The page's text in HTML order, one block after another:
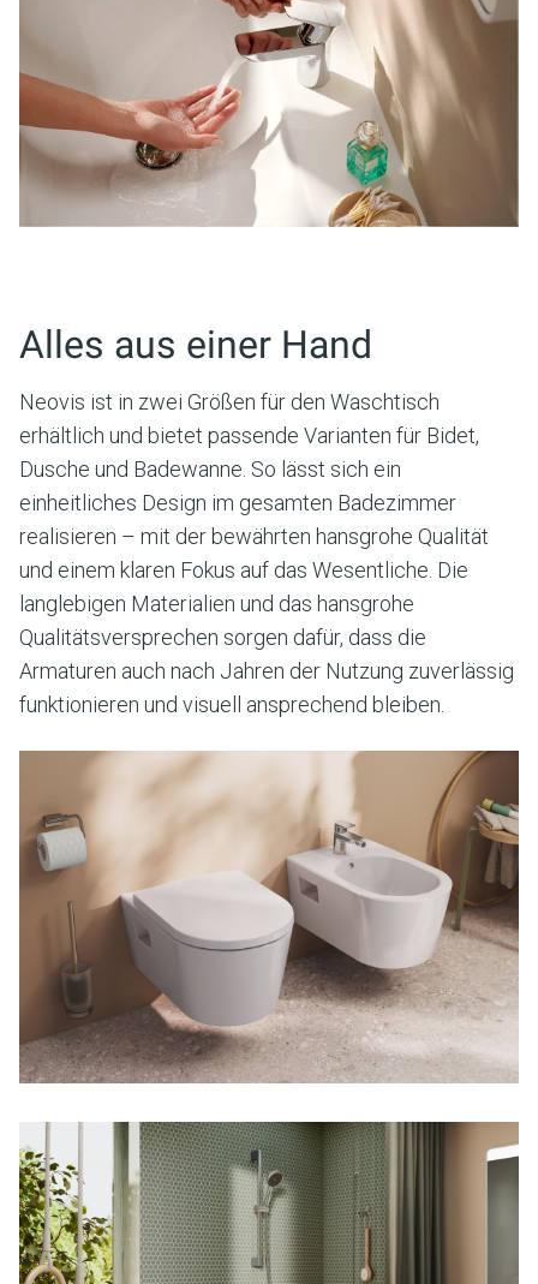
Alles aus einer Hand
Neovis ist in zwei Größen für den Waschtisch
erhältlich und bietet passende Varianten für Bidet,
Dusche und Badewanne. So lässt sich ein
einheitliches Design im gesamten Badezimmer
realisieren – mit der bewährten hansgrohe Qualität
und einem klaren Fokus auf das Wesentliche. Die
langlebigen Materialien und das hansgrohe
Qualitätsversprechen sorgen dafür, dass die
Armaturen auch nach Jahren der Nutzung zuverlässig
funktionieren und visuell ansprechend bleiben.